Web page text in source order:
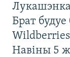
Лукашэнка
Брат
Навіны 5